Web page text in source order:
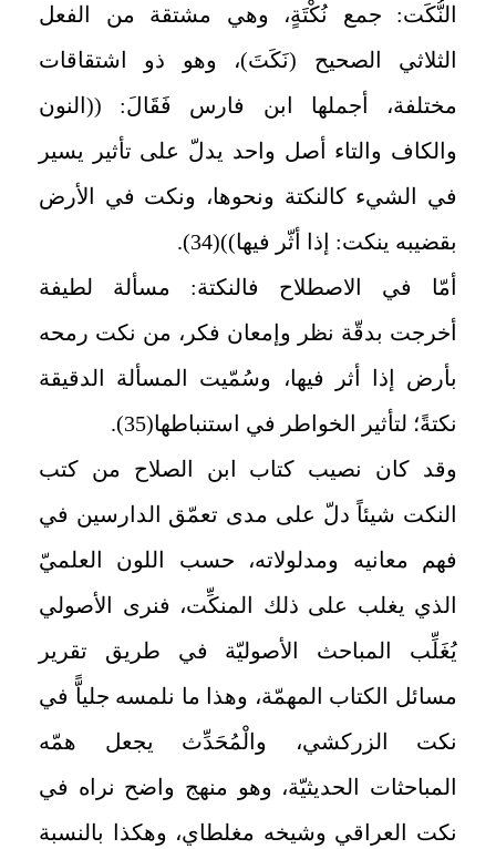
النُّكَت: جمع نُكْتَةٍ، وهي مشتقة من الفعل
الثلاثي الصحيح (نَكَتَ)، وهو ذو اشتقاقات
مختلفة، أجملها ابن فارس فَقَالَ: ((النون
والكاف والتاء أصل واحد يدلّ على تأثير يسير
في الشيء كالنكتة ونحوها، ونكت في الأرض
بقضيبه ينكت: إذا أثّر فيها))(34).
أمّا في الاصطلاح فالنكتة: مسألة لطيفة
أخرجت بدقّة نظر وإمعان فكر، من نكت رمحه
بأرض إذا أثر فيها، وسُمّيت المسألة الدقيقة
نكتةً؛ لتأثير الخواطر في استنباطها(35).
وقد كان نصيب كتاب ابن الصلاح من كتب
النكت شيئاً دلّ على مدى تعمّق الدارسين في
فهم معانيه ومدلولاته، حسب اللون العلميّ
الذي يغلب على ذلك المنكِّت، فنرى الأصولي
يُغَلِّب المباحث الأصوليّة في طريق تقرير
مسائل الكتاب المهمّة، وهذا ما نلمسه جلياًّ في
نكت الزركشي، والْمُحَدِّث يجعل همّه
المباحثات الحديثيّة، وهو منهج واضح نراه في
نكت العراقي وشيخه مغلطاي، وهكذا بالنسبة